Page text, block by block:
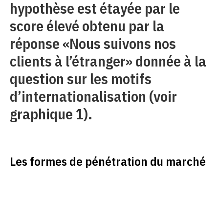
hypothèse est étayée par le
score élevé obtenu par la
réponse «Nous suivons nos
clients à l’étranger» donnée à la
question sur les motifs
d’internationalisation (voir
graphique 1).
Les formes de pénétration du marché